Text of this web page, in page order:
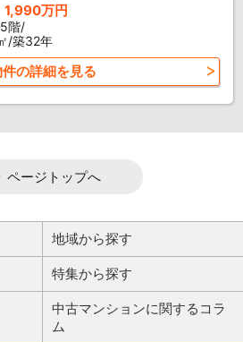
1,990万円
階/
/築32年
の詳細を見る
ページトップへ
地域から探す
特集から探す
中古マンションに関するコラ
ム